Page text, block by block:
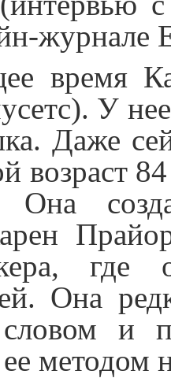
журнале
время
У
Даже
возраст
где
Она
и
ее методом